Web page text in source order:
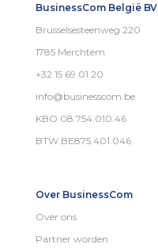
BusinessCom België BV
Brusselsesteenweg 220
1785 Merchtem
+32 15 69 01 20
info@businesscom.be
KBO 08.754.010.46
BTW BE875.401.046
Over BusinessCom
Over ons
Partner worden